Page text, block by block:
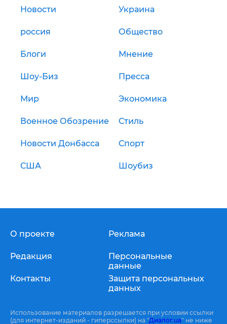
Новости Украина
россия Общество
Блоги Мнение
Шоу-Биз Пресса
Мир Экономика
Военное Обозрение Стиль
Новости Донбасса Спорт
США Шоубиз
О проекте
Редакция
Контакты
Реклама
Персональные
данные
Защита персональных
данных
Использование материалов разрешается при условии ссылки
(для интернет-изданий - гиперссылки) на "Диалог.ua" не ниже